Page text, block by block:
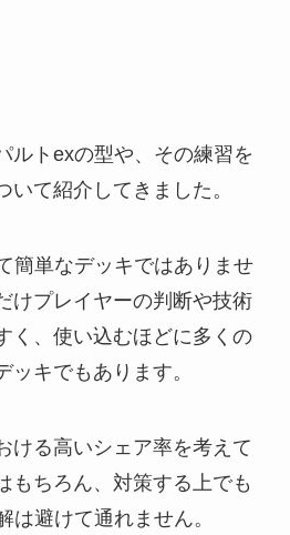
ルトexの型や、その練習を
いて紹介してきました。
簡単なデッキではありませ
けプレイヤーの判断や技術
く、使い込むほどに多くの
キでもあります。
ける高いシェア率を考えて
もちろん、対策する上でも
は避けて通れません。